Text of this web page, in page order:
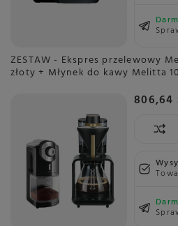
ZESTAW - Ekspres przelewowy
złoty + Młynek do kawy Melitta
806,64